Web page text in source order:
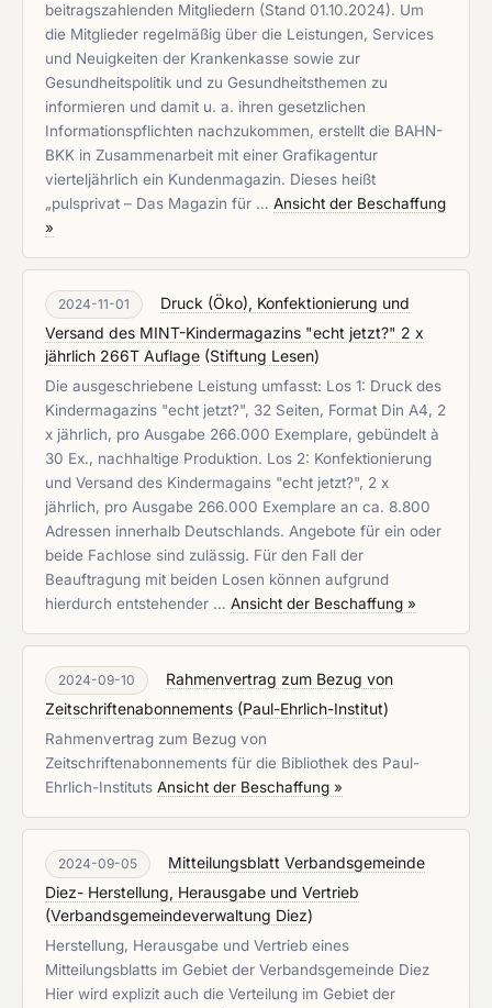
beitragszahlenden Mitgliedern (Stand 01.10.2024). Um
die Mitglieder regelmäßig über die Leistungen, Services
und Neuigkeiten der Krankenkasse sowie zur
Gesundheitspolitik und zu Gesundheitsthemen zu
informieren und damit u. a. ihren gesetzlichen
Informationspflichten nachzukommen, erstellt die BAHN-
BKK in Zusammenarbeit mit einer Grafikagentur
vierteljährlich ein Kundenmagazin. Dieses heißt
„pulsprivat – Das Magazin für … Ansicht der Beschaffung
»
2024-11-01
Druck (Öko), Konfektionierung und
Versand des MINT-Kindermagazins "echt jetzt?" 2 x
jährlich 266T Auflage (Stiftung Lesen)
Die ausgeschriebene Leistung umfasst: Los 1: Druck des
Kindermagazins "echt jetzt?", 32 Seiten, Format Din A4, 2
x jährlich, pro Ausgabe 266.000 Exemplare, gebündelt à
30 Ex., nachhaltige Produktion. Los 2: Konfektionierung
und Versand des Kindermagains "echt jetzt?", 2 x
jährlich, pro Ausgabe 266.000 Exemplare an ca. 8.800
Adressen innerhalb Deutschlands. Angebote für ein oder
beide Fachlose sind zulässig. Für den Fall der
Beauftragung mit beiden Losen können aufgrund
hierdurch entstehender … Ansicht der Beschaffung »
2024-09-10
Rahmenvertrag zum Bezug von
Zeitschriftenabonnements (Paul-Ehrlich-Institut)
Rahmenvertrag zum Bezug von
Zeitschriftenabonnements für die Bibliothek des Paul-
Ehrlich-Instituts Ansicht der Beschaffung »
2024-09-05
Mitteilungsblatt Verbandsgemeinde
Diez- Herstellung, Herausgabe und Vertrieb
(Verbandsgemeindeverwaltung Diez)
Herstellung, Herausgabe und Vertrieb eines
Mitteilungsblatts im Gebiet der Verbandsgemeinde Diez
Hier wird explizit auch die Verteilung im Gebiet der